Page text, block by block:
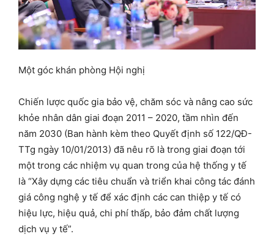
Một góc khán phòng Hội nghị
Chiến lược quốc gia bảo vệ, chăm sóc và nâng cao sức
khỏe nhân dân giai đoạn 2011 – 2020, tầm nhìn đến
năm 2030 (Ban hành kèm theo Quyết định số 122/QĐ-
TTg ngày 10/01/2013) đã nêu rõ là trong giai đoạn tới
một trong các nhiệm vụ quan trong của hệ thống y tế
là “Xây dựng các tiêu chuẩn và triển khai công tác đánh
giá công nghệ y tế để xác định các can thiệp y tế có
hiệu lực, hiệu quả, chi phí thấp, bảo đảm chất lượng
dịch vụ y tế”.